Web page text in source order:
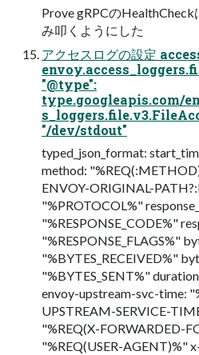
Prove gRPCの
み叩くようにした
アクセスログの設定
"@type":
type.googleapis.com/
"/dev/stdout"
typed_json_format:
method:
ENVOY-ORIGINAL-
"%PROTOCOL%"
"%RESPONSE_CODE%"
"%RESPONSE_FLAGS%"
"%BYTES_RECEIVED%"
"%BYTES_SENT%"
envoy-upstream-svc-time:
UPSTREAM-SERVICE-
"%REQ(X-FORWARDED-
"%REQ(USER-AGENT)%"